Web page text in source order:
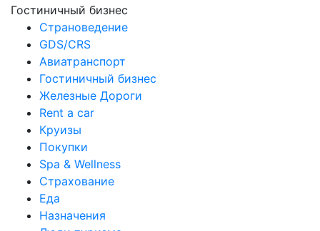
Гостиничный бизнес
Страноведение
GDS/CRS
Авиатранспорт
Гостиничный бизнес
Железные Дороги
Rent a car
Круизы
Покупки
Spa & Wellness
Страхование
Еда
Назначения